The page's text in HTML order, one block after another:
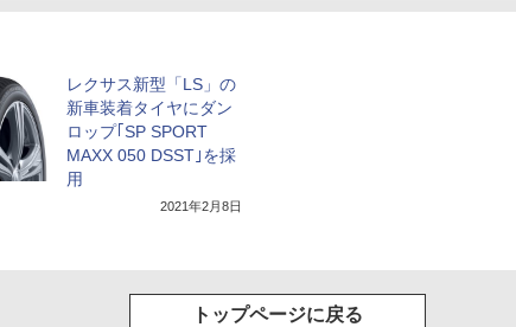
レクサス新型「LS」の
新車装着タイヤにダン
ロップ｢SP SPORT
MAXX 050 DSST｣を採
用
2021年2月8日
トップページに戻る